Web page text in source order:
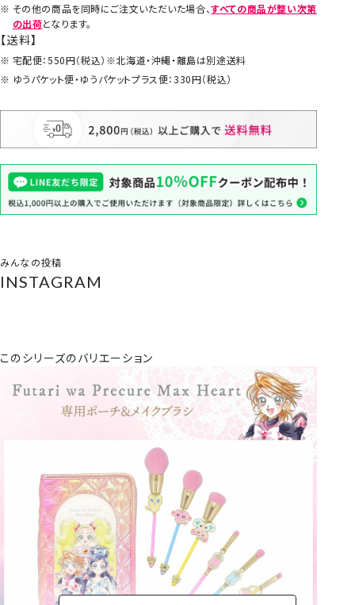
その他の商品を同時にご注文いただいた場合、すべての商品が整い次第
の出荷となります。
【送料】
宅配便：550円（税込）※北海道・沖縄・離島は別途送料
ゆうパケット便・ゆうパケットプラス便：330円（税込）
みんなの投稿
INSTAGRAM
このシリーズのバリエーション